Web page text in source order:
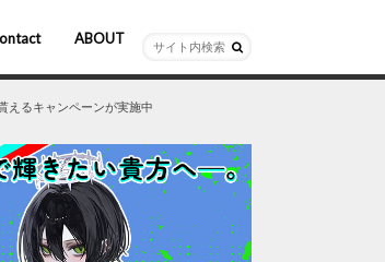
ABOUT
えるキャンペーンが実施中